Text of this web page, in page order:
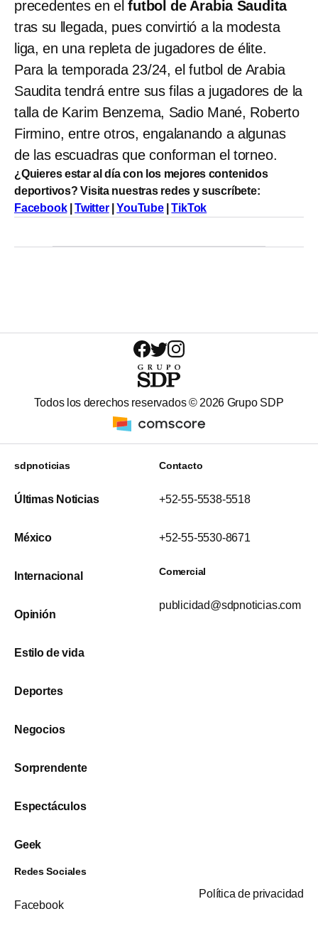
precedentes en elfutbol de Arabia Saudita
tras su llegada, pues convirtió a la modesta
liga, en una repleta de jugadores de élite.
Para la temporada 23/24, el futbol de Arabia
Saudita tendrá entre sus filas a jugadores de la
talla de Karim Benzema, Sadio Mané, Roberto
Firmino, entre otros, engalanando a algunas
de las escuadras que conforman el torneo.
¿Quieres estar al día con los mejores contenidos
deportivos? Visita nuestras redes y suscríbete:
Facebook|Twitter|YouTube|TikTok
Todos los derechos reservados ©2026 Grupo SDP
sdpnoticias
Últimas Noticias
México
Internacional
Opinión
Estilo de vida
Deportes
Negocios
Sorprendente
Espectáculos
Geek
Contacto
+52-55-5538-5518
+52-55-5530-8671
Comercial
publicidad@sdpnoticias.com
Redes Sociales
Facebook
Política de privacidad